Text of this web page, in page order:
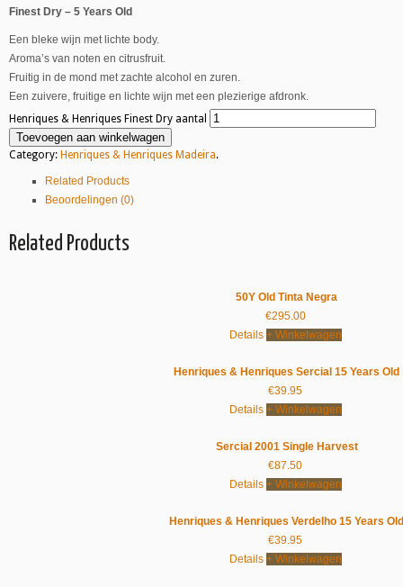
Finest Dry – 5 Years Old
Een bleke wijn met lichte body.
Aroma’s van noten en citrusfruit.
Fruitig in de mond met zachte alcohol en zuren.
Een zuivere, fruitige en lichte wijn met een plezierige afdronk.
Henriques & Henriques Finest Dry aantal
Toevoegen aan winkelwagen
Category: Henriques & Henriques Madeira.
Related Products
Beoordelingen (0)
Related Products
50Y Old Tinta Negra
€295.00
Details + Winkelwagen
Henriques & Henriques Sercial 15 Years Old
€39.95
Details + Winkelwagen
Sercial 2001 Single Harvest
€87.50
Details + Winkelwagen
Henriques & Henriques Verdelho 15 Years Old
€39.95
Details + Winkelwagen